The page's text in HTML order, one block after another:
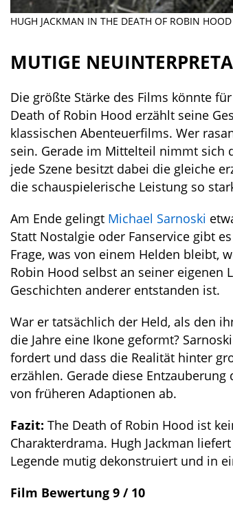
HUGH JACKMAN IN THE DEATH OF ROBIN
MUTIGE
Die größte Stärke des Films könnte
Death of Robin Hood erzählt seine
klassischen Abenteuerfilms. Wer
sein. Gerade im Mittelteil nimmt sich
jede Szene besitzt dabei die gleiche
die schauspielerische Leistung so
Am Ende gelingt Michael Sarnoski
Statt Nostalgie oder Fanservice gibt
Frage, was von einem Helden bleibt,
Robin Hood selbst an seiner
Geschichten anderer entstanden ist.
War er tatsächlich der Held, als den
die Jahre eine Ikone geformt?
fordert und dass die Realität hinter
erzählen. Gerade diese
von früheren Adaptionen ab.
Fazit: The Death of Robin Hood ist
Charakterdrama. Hugh Jackman
Legende mutig dekonstruiert und in
Film Bewertung 9 / 10